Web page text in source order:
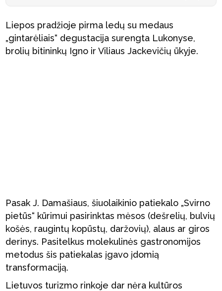
Liepos pradžioje pirma ledų su medaus
„gintarėliais“ degustacija surengta Lukonyse,
brolių bitininkų Igno ir Viliaus Jackevičių ūkyje.
Pasak J. Damašiaus, šiuolaikinio patiekalo „Svirno
pietūs“ kūrimui pasirinktas mėsos (dešrelių, bulvių
košės, raugintų kopūstų, daržovių), alaus ar giros
derinys. Pasitelkus molekulinės gastronomijos
metodus šis patiekalas įgavo įdomią
transformaciją.
Lietuvos turizmo rinkoje dar nėra kultūros